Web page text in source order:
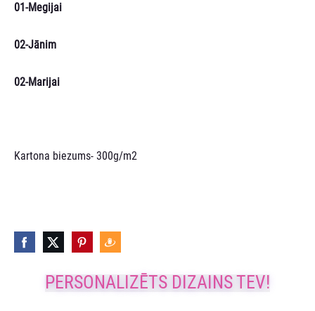
PERSONALIZĒTS DIZAINS TEV!
01-Megijai
02-Jānim
02-Marijai
Kartona biezums- 300g/m2